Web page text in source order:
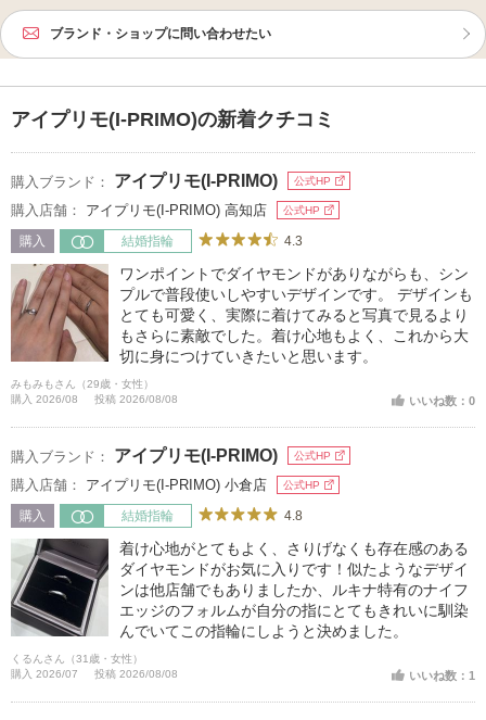
ブランド・ショップに問い合わせたい
アイプリモ(I-PRIMO)の新着クチコミ
購入ブランド： アイプリモ(I-PRIMO) 公式HP
購入店舗： アイプリモ(I-PRIMO) 高知店 公式HP
購入 結婚指輪 4.3
ワンポイントでダイヤモンドがありながらも、シン
プルで普段使いしやすいデザインです。 デザインも
とても可愛く、実際に着けてみると写真で見るより
もさらに素敵でした。着け心地もよく、これから大
切に身につけていきたいと思います。
みもみもさん（29歳・女性）
購入 2026/08
投稿 2026/08/08 いいね数：0
購入ブランド： アイプリモ(I-PRIMO) 公式HP
購入店舗： アイプリモ(I-PRIMO) 小倉店 公式HP
購入 結婚指輪 4.8
着け心地がとてもよく、さりげなくも存在感のある
ダイヤモンドがお気に入りです！似たようなデザイ
ンは他店舗でもありましたか、ルキナ特有のナイフ
エッジのフォルムが自分の指にとてもきれいに馴染
んでいてこの指輪にしようと決めました。
くるんさん（31歳・女性）
購入 2026/07
投稿 2026/08/08 いいね数：1